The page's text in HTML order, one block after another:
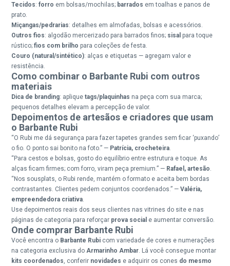
Tecidos:forro em bolsas/mochilas; barrados em toalhas e panos de
prato.
Miçangas/pedrarias: detalhes em almofadas, bolsas e acessórios.
Outros fios: algodão mercerizado para barrados finos; sisal para toque
rústico;fios com brilho para coleções de festa.
Couro (natural/sintético): alças e etiquetas — agregam valor e
resistência.
Como combinar o Barbante Rubi com outros
materiais
Dica de branding: apliquetags/plaquinhas na peça com sua marca;
pequenos detalhes elevam a percepção de valor.
Depoimentos de artesãos e criadores que usam
o Barbante Rubi
“O Rubi me dá segurança para fazer tapetes grandes sem ficar ‘puxando’
o fio. O ponto sai bonito na foto.” — Patrícia, crocheteira
“Para cestos e bolsas, gosto do equilíbrio entre estrutura e toque. As
alças ficam firmes; com forro, viram peça premium.” — Rafael, artesão
“Nos sousplats, o Rubi rende, mantém o formato e aceita bem bordas
contrastantes. Clientes pedem conjuntos coordenados.” —Valéria,
empreendedora criativa
Use depoimentos reais dos seus clientes nas vitrines do site e nas
páginas de categoria para reforçar prova social e aumentar conversão.
Onde comprar Barbante Rubi
Você encontra o Barbante Rubi com variedade de cores e numerações
na categoria exclusiva do Armarinho Ambar . Lá você consegue montar
kits coordenados , conferir novidades e adquirir os cones do mesmo